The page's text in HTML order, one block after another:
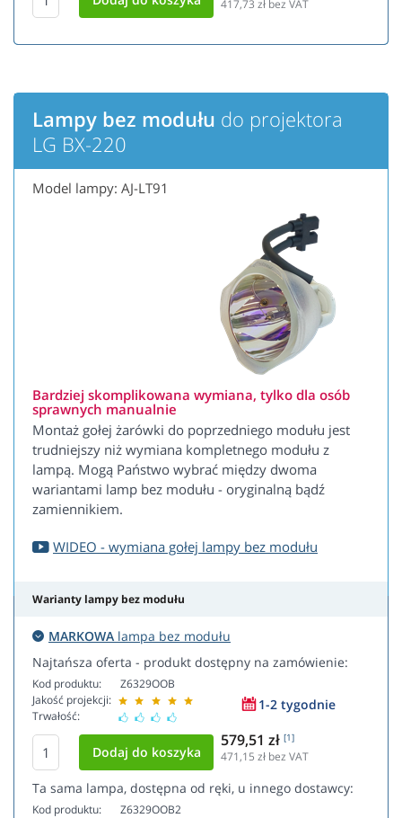
417,73 zł bez VAT
Lampy bez modułu do projektora
LG BX-220
Model lampy: AJ-LT91
Bardziej skomplikowana wymiana, tylko dla osób
sprawnych manualnie
Montaż gołej żarówki do poprzedniego modułu jest
trudniejszy niż wymiana kompletnego modułu z
lampą. Mogą Państwo wybrać między dwoma
wariantami lamp bez modułu - oryginalną bądź
zamiennikiem.
WIDEO - wymiana gołej lampy bez modułu
Warianty lampy bez modułu
MARKOWA lampa bez modułu
Najtańsza oferta - produkt dostępny na zamówienie:
Kod produktu:
Jakość projekcji:
Trwałość:
Z6329OOB
1-2 tygodnie
579,51 zł [1]
471,15 zł bez VAT
Ta sama lampa, dostępna od ręki, u innego dostawcy:
Kod produktu: Z6329OOB2